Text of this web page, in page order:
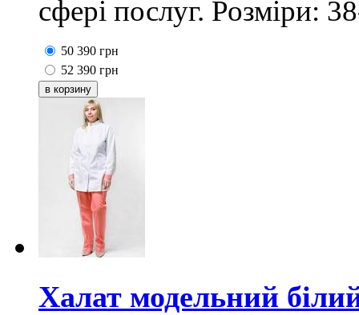
сфері послуг. Розміри:
50 390 грн
52 390 грн
Халат модельний